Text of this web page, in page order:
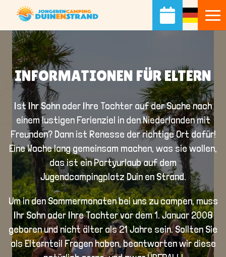
INFORMATIONEN FÜR ELTERN
Ist Ihr Sohn oder Ihre Tochter auf der Suche nach
einem lustigen Ferienziel in den Niederlanden mit
Freunden? Dann ist Renesse der richtige Ort dafür!
Eine Woche lang gemeinsam machen, was sie wollen,
das ist ein Partyurlaub auf dem
Jugendcampingplatz Duin en Strand.
Um in den Sommermonaten bei uns zu campen, muss
Ihr Sohn oder Ihre Tochter vor dem1. Januar 2008
geboren undnicht älter als 21 Jahresein. Sollten Sie
als Elternteil Fragen haben, beantworten wir diese